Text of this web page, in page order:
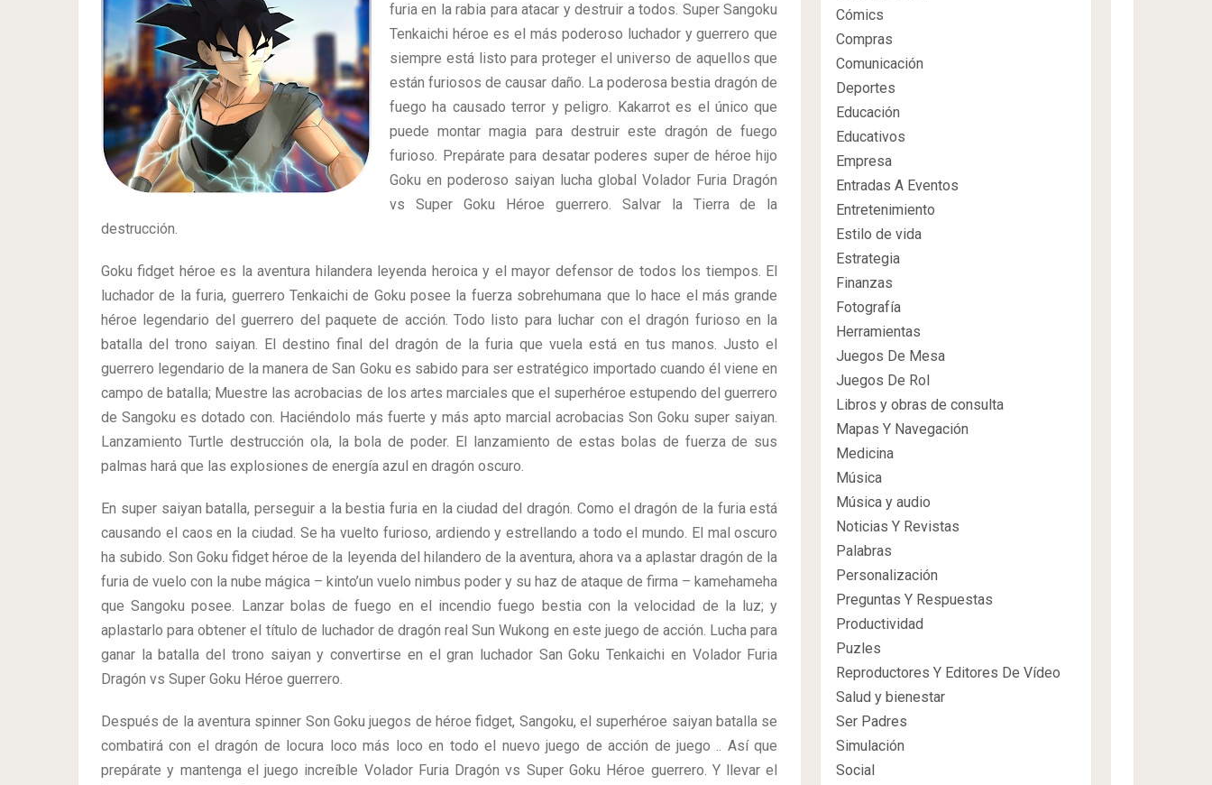
furia en la rabia para atacar y destruir a todos. Super Sangoku
Tenkaichi héroe es el más poderoso luchador y guerrero que
siempre está listo para proteger el universo de aquellos que
están furiosos de causar daño. La poderosa bestia dragón de
fuego ha causado terror y peligro. Kakarrot es el único que
puede montar magia para destruir este dragón de fuego
furioso. Prepárate para desatar poderes super de héroe hijo
Goku en poderoso saiyan lucha global Volador Furia Dragón
vs Super Goku Héroe guerrero. Salvar la Tierra de la
destrucción.
Goku fidget héroe es la aventura hilandera leyenda heroica y el mayor defensor de todos los tiempos. El
luchador de la furia, guerrero Tenkaichi de Goku posee la fuerza sobrehumana que lo hace el más grande
héroe legendario del guerrero del paquete de acción. Todo listo para luchar con el dragón furioso en la
batalla del trono saiyan. El destino final del dragón de la furia que vuela está en tus manos. Justo el
guerrero legendario de la manera de San Goku es sabido para ser estratégico importado cuando él viene en
campo de batalla; Muestre las acrobacias de los artes marciales que el superhéroe estupendo del guerrero
de Sangoku es dotado con. Haciéndolo más fuerte y más apto marcial acrobacias Son Goku super saiyan.
Lanzamiento Turtle destrucción ola, la bola de poder. El lanzamiento de estas bolas de fuerza de sus
palmas hará que las explosiones de energía azul en dragón oscuro.
En super saiyan batalla, perseguir a la bestia furia en la ciudad del dragón. Como el dragón de la furia está
causando el caos en la ciudad. Se ha vuelto furioso, ardiendo y estrellando a todo el mundo. El mal oscuro
ha subido. Son Goku fidget héroe de la leyenda del hilandero de la aventura, ahora va a aplastar dragón de la
furia de vuelo con la nube mágica – kinto’un vuelo nimbus poder y su haz de ataque de firma – kamehameha
que Sangoku posee. Lanzar bolas de fuego en el incendio fuego bestia con la velocidad de la luz; y
aplastarlo para obtener el título de luchador de dragón real Sun Wukong en este juego de acción. Lucha para
ganar la batalla del trono saiyan y convertirse en el gran luchador San Goku Tenkaichi en Volador Furia
Dragón vs Super Goku Héroe guerrero.
Después de la aventura spinner Son Goku juegos de héroe fidget, Sangoku, el superhéroe saiyan batalla se
combatirá con el dragón de locura loco más loco en todo el nuevo juego de acción de juego .. Así que
prepárate y mantenga el juego increíble Volador Furia Dragón vs Super Goku Héroe guerrero. Y llevar el
Cómics
Compras
Comunicación
Deportes
Educación
Educativos
Empresa
Entradas A Eventos
Entretenimiento
Estilo de vida
Estrategia
Finanzas
Fotografía
Herramientas
Juegos De Mesa
Juegos De Rol
Libros y obras de consulta
Mapas Y Navegación
Medicina
Música
Música y audio
Noticias Y Revistas
Palabras
Personalización
Preguntas Y Respuestas
Productividad
Puzles
Reproductores Y Editores De Vídeo
Salud y bienestar
Ser Padres
Simulación
Social